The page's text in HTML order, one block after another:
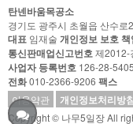
탄넨바움목공소
경기도 광주시 초월읍 산수로
대표 임재술 개인정보 보호
통신판매업신고번호제2012-
사업자 등록번호 126-28-
전화010-2366-9206 팩스
이용약관 개인정보처리방
Copyright © 나무5일장 All